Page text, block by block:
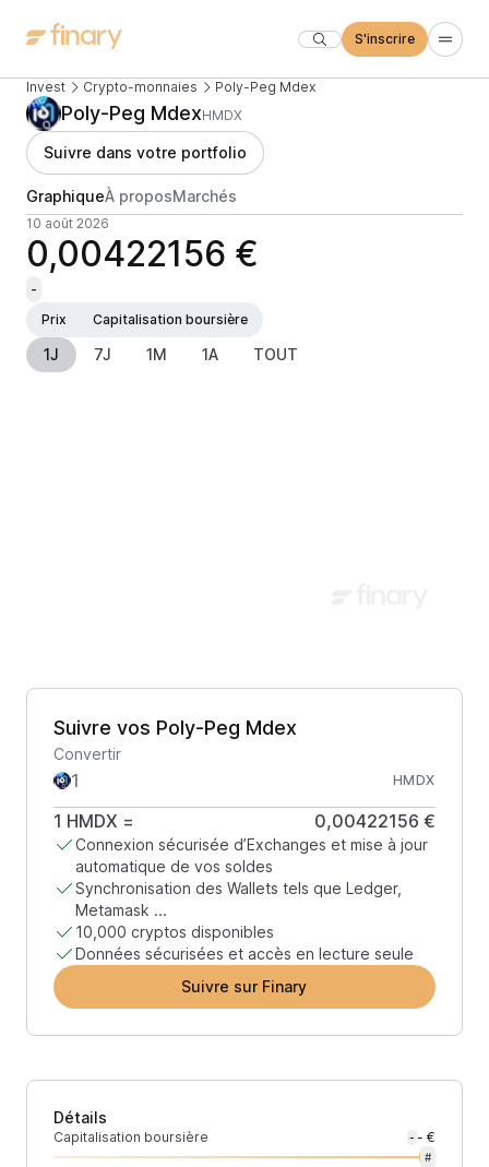
S'inscrire
Invest Crypto-monnaies Poly-Peg Mdex
Poly-Peg MdexHMDX
Suivre dans votre portfolio
GraphiqueÀ proposMarchés
10 août 2026
0,00422156 €
-
Prix
Capitalisation boursière
1J 7J 1M 1A TOUT
Suivre vos Poly-Peg Mdex
Convertir
HMDX
1 HMDX = 0,00422156 €
Connexion sécurisée d’Exchanges et mise à jour
automatique de vos soldes
Synchronisation des Wallets tels que Ledger,
Metamask ...
10,000 cryptos disponibles
Données sécurisées et accès en lecture seule
Suivre sur Finary
Détails
Capitalisation boursière - - €
#